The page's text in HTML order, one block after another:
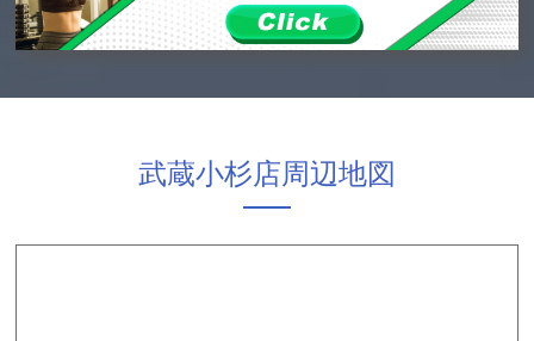
武蔵小杉店周辺地図